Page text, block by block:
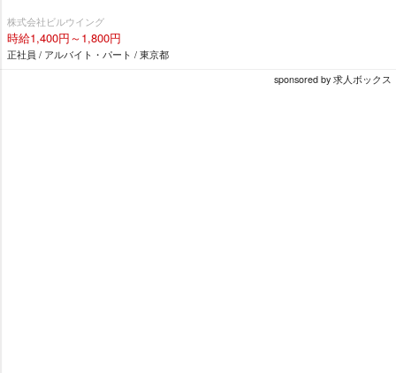
株式会社ビルウイング
時給1,400円～1,800円
正社員 / アルバイト・パート / 東京都
sponsored by 求人ボックス